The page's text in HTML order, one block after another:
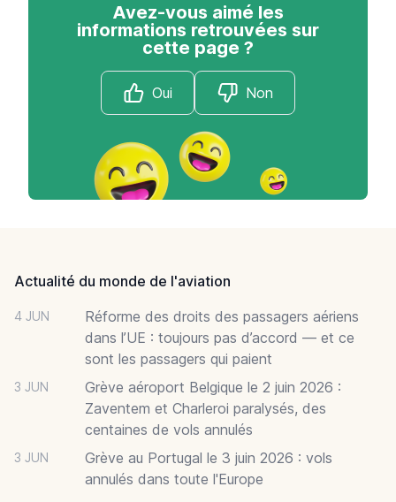
Avez-vous aimé les
informations retrouvées sur
cette page ?
Oui Non
Actualité du monde de l'aviation
4 JUN
Réforme des droits des passagers aériens
dans l’UE : toujours pas d’accord — et ce
sont les passagers qui paient
3 JUN
Grève aéroport Belgique le 2 juin 2026 :
Zaventem et Charleroi paralysés, des
centaines de vols annulés
3 JUN
Grève au Portugal le 3 juin 2026 : vols
annulés dans toute l'Europe